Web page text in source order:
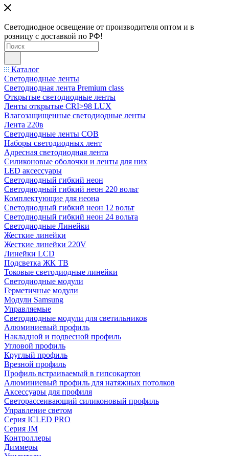
Светодиодное освещение от производителя оптом и в
розницу с доставкой по РФ!
Каталог
Светодиодные ленты
Светодиодная лента Premium class
Открытые светодиодные ленты
Ленты открытые CRI>98 LUX
Влагозащищенные светодиодные ленты
Лента 220в
Светодиодные ленты COB
Наборы светодиодных лент
Адресная светодиодная лента
Силиконовые оболочки и ленты для них
LED аксессуары
Светодиодный гибкий неон
Светодиодный гибкий неон 220 вольт
Комплектующие для неона
Светодиодный гибкий неон 12 вольт
Светодиодный гибкий неон 24 вольта
Светодиодные Линейки
Жесткие линейки
Жесткие линейки 220V
Линейки LCD
Подсветка ЖК ТВ
Токовые светодиодные линейки
Светодиодные модули
Герметичные модули
Модули Samsung
Управляемые
Светодиодные модули для светильников
Алюминиевый профиль
Накладной и подвесной профиль
Угловой профиль
Круглый профиль
Врезной профиль
Профиль встраиваемый в гипсокартон
Алюминиевый профиль для натяжных потолков
Аксессуары для профиля
Светорассеивающий силиконовый профиль
Управление светом
Серия ICLED PRO
Серия JM
Контроллеры
Диммеры